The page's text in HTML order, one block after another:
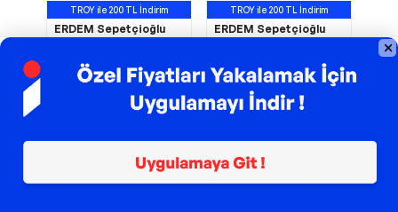
TROY ile 200 TL İndirim
ERDEM Sepetçioğlu
591,75 TL
TROY ile 200 TL İndirim
ERDEM Sepetçioğlu
TL
Sepette2.764,30